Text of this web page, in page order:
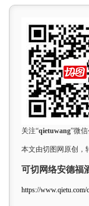
关注“qietuwang”微
本文由切图网原创，
可切网络安德福
https://www.qietu.com/